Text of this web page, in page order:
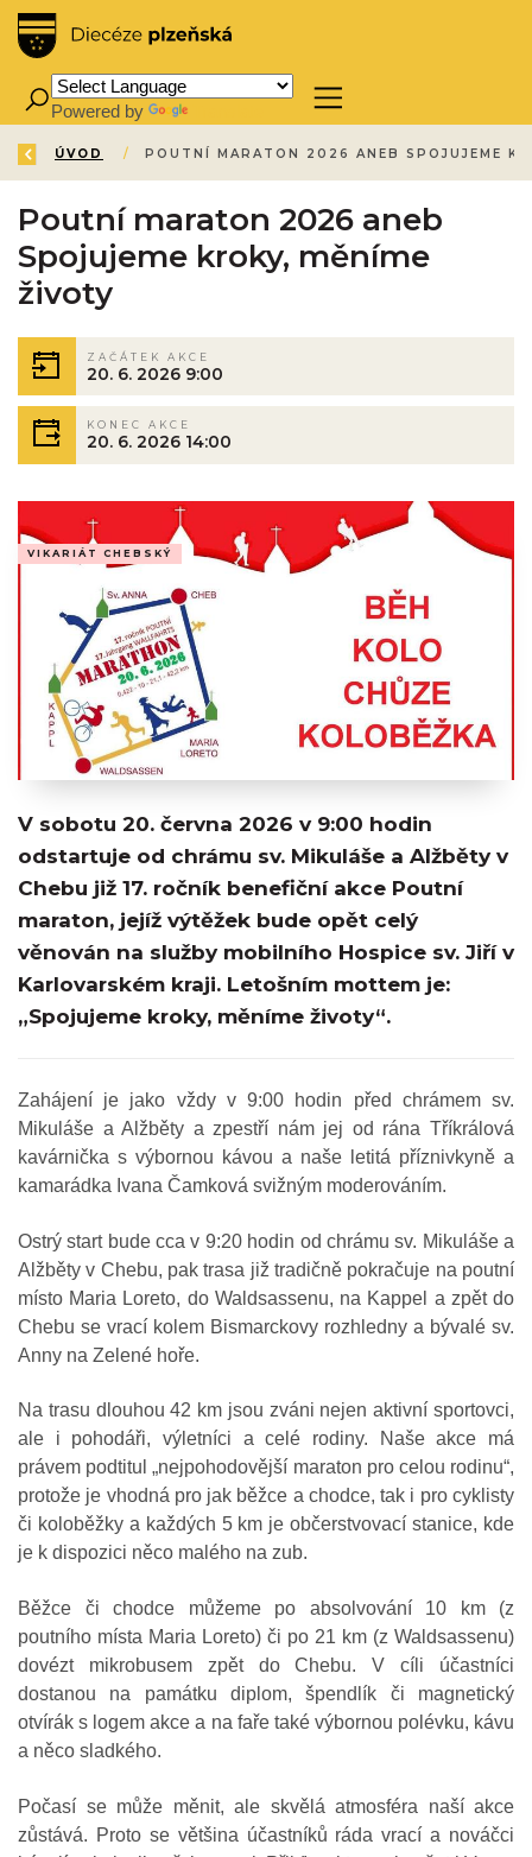
Powered by
ZPĚT
ÚVOD /
Poutní maraton 2026 aneb
Spojujeme kroky, měníme
životy
ZAČÁTEK AKCE
20. 6. 2026 9:00
KONEC AKCE
20. 6. 2026 14:00
VIKARIÁT CHEBSKÝ
V sobotu 20. června 2026 v 9:00 hodin
odstartuje od chrámu sv. Mikuláše a Alžběty v
Chebu již 17. ročník benefiční akce Poutní
maraton, jejíž výtěžek bude opět celý
věnován na služby mobilního Hospice sv. Jiří v
Karlovarském kraji. Letošním mottem je:
„Spojujeme kroky, měníme životy“.
Zahájení je jako vždy v 9:00 hodin před chrámem sv.
Mikuláše a Alžběty a zpestří nám jej od rána Tříkrálová
kavárnička s výbornou kávou a naše letitá příznivkyně a
kamarádka Ivana Čamková svižným moderováním.
Ostrý start bude cca v 9:20 hodin od chrámu sv. Mikuláše a
Alžběty v Chebu, pak trasa již tradičně pokračuje na poutní
místo Maria Loreto, do Waldsassenu, na Kappel a zpět do
Chebu se vrací kolem Bismarckovy rozhledny a bývalé sv.
Anny na Zelené hoře.
Na trasu dlouhou 42 km jsou zváni nejen aktivní sportovci,
ale i pohodáři, výletníci a celé rodiny. Naše akce má
právem podtitul „nejpohodovější maraton pro celou rodinu“,
protože je vhodná pro jak běžce a chodce, tak i pro cyklisty
či koloběžky a každých 5 km je občerstvovací stanice, kde
je k dispozici něco malého na zub.
Běžce či chodce můžeme po absolvování 10 km (z
poutního místa Maria Loreto) či po 21 km (z Waldsassenu)
dovézt mikrobusem zpět do Chebu. V cíli účastníci
dostanou na památku diplom, špendlík či magnetický
otvírák s logem akce a na faře také výbornou polévku, kávu
a něco sladkého.
Počasí se může měnit, ale skvělá atmosféra naší akce
zůstává. Proto se většina účastníků ráda vrací a nováčci